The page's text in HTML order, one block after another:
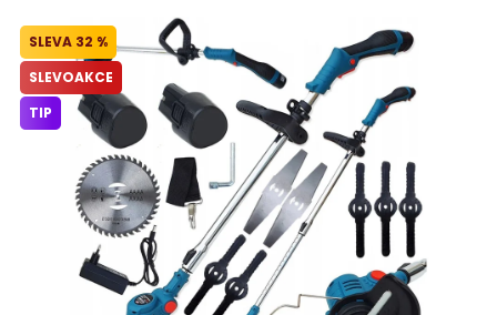
Domácnost
Dětská hřiště
Autodoplňky
Vánoce
32 %
SLEVOAKCE
TIP